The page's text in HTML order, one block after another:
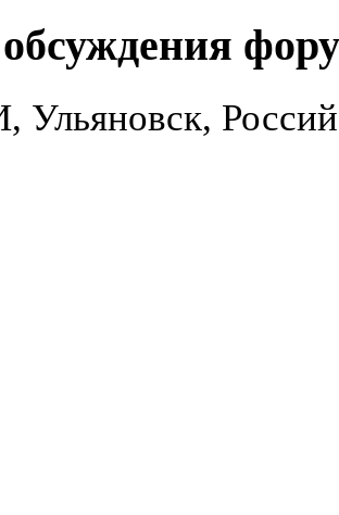
Ульяновск,